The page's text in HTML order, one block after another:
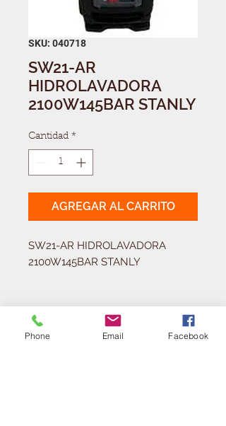
SKU: 040718
SW21-AR
HIDROLAVADORA
2100W145BAR STANLY
Cantidad *
AGREGAR AL CARRITO
SW21-AR HIDROLAVADORA
2100W145BAR STANLY
Solicitá tu presupuesto
¿Necesitas equipar tu
Phone Email Facebook